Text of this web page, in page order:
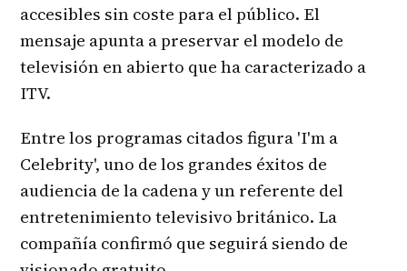
accesibles sin coste para el público. El
mensaje apunta a preservar el modelo de
televisión en abierto que ha caracterizado a
ITV.
Entre los programas citados figura 'I'm a
Celebrity', uno de los grandes éxitos de
audiencia de la cadena y un referente del
entretenimiento televisivo británico. La
compañía confirmó que seguirá siendo de